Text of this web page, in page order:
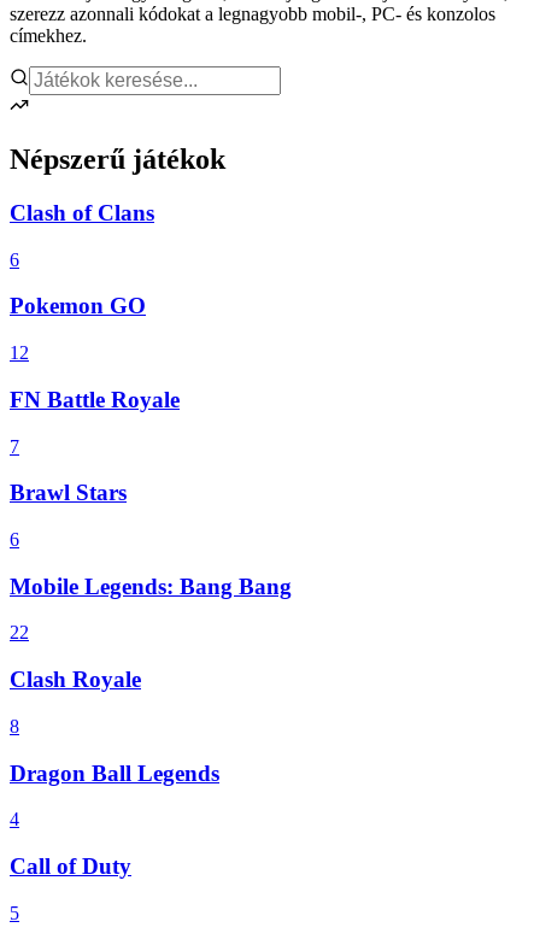
szerezz azonnali kódokat a legnagyobb mobil-, PC- és konzolos
címekhez.
Népszerű játékok
Clash of Clans
6
Pokemon GO
12
FN Battle Royale
7
Brawl Stars
6
Mobile Legends: Bang Bang
22
Clash Royale
8
Dragon Ball Legends
4
Call of Duty
5